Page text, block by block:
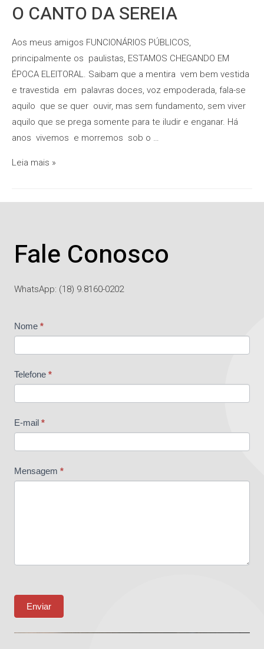
O CANTO DA SEREIA
Aos meus amigos FUNCIONÁRIOS PÚBLICOS,
principalmente os paulistas, ESTAMOS CHEGANDO EM
ÉPOCA ELEITORAL. Saibam que a mentira vem bem vestida
e travestida em palavras doces, voz empoderada, fala-se
aquilo que se quer ouvir, mas sem fundamento, sem viver
aquilo que se prega somente para te iludir e enganar. Há
anos vivemos e morremos sob o …
Leia mais »
Fale Conosco
WhatsApp: (18) 9.8160-0202
Contato
Nome *
Telefone *
E-mail *
Mensagem *
Enviar